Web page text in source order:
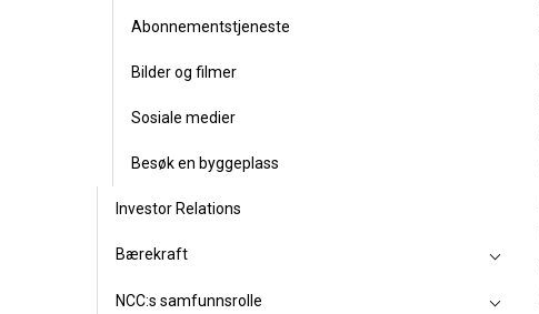
Abonnementstjeneste
Bilder og filmer
Sosiale medier
Besøk en byggeplass
Investor Relations
Bærekraft
NCC:s samfunnsrolle